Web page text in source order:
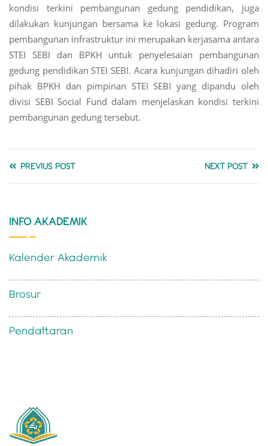
kondisi terkini pembangunan gedung pendidikan, juga
dilakukan kunjungan bersama ke lokasi gedung. Program
pembangunan infrastruktur ini merupakan kerjasama antara
STEI SEBI dan BPKH untuk penyelesaian pembangunan
gedung pendidikan STEI SEBI. Acara kunjungan dihadiri oleh
pihak BPKH dan pimpinan STEI SEBI yang dipandu oleh
divisi SEBI Social Fund dalam menjelaskan kondisi terkini
pembangunan gedung tersebut.
PREVIUS POST NEXT POST
INFO AKADEMIK
Kalender Akademik
Brosur
Pendaftaran